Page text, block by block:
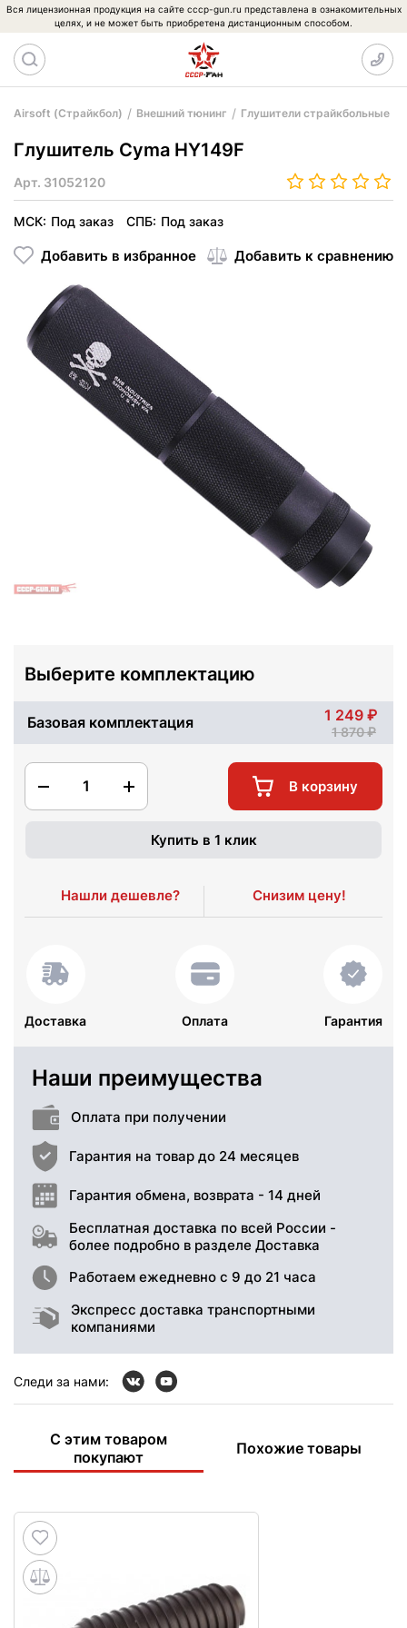
Вся лицензионная продукция на сайте cccp-gun.ru представлена в ознакомительных
целях, и не может быть приобретена дистанционным способом.
Airsoft (Страйкбол) Внешний тюнинг Глушители страйкбольные
Глушитель Cyma HY149F
Арт. 31052120
МСК: Под заказ СПБ: Под заказ
Добавить в избранное Добавить к сравнению
Выберите комплектацию
Базовая комплектация 1 249
1 870
1 В корзину
Купить в 1 клик
Нашли дешевле? Снизим цену!
Доставка Оплата Гарантия
Наши преимущества
Оплата при получении
Гарантия на товар до 24 месяцев
Гарантия обмена, возврата - 14 дней
Бесплатная доставка по всей России -
более подробно в разделе Доставка
Работаем ежедневно с 9 до 21 часа
Экспресс доставка транспортными
компаниями
Следи за нами:
С этим товаром
покупают
Похожие товары